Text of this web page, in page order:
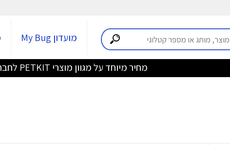
מועדון My Bug
מחיר מיוחד על מגוון מוצרי PETKIT לחברי מועדון >>